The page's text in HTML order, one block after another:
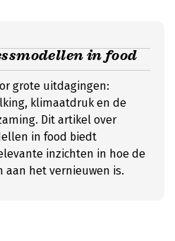
in food
grote uitdagingen:
klimaatdruk en de
Dit artikel over
in food biedt
inzichten in hoe de
aan het vernieuwen is.